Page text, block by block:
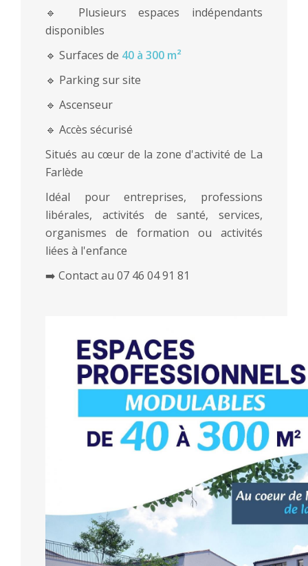
🔹 Plusieurs espaces indépendants
disponibles
🔹 Surfaces de 40 à 300 m²
🔹 Parking sur site
🔹 Ascenseur
🔹 Accès sécurisé
Situés au cœur de la zone d'activité de La
Farlède
Idéal pour entreprises, professions
libérales, activités de santé, services,
organismes de formation ou activités
liées à l'enfance
➡️ Contact au 07 46 04 91 81